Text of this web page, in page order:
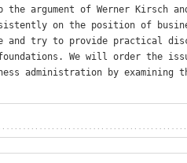
argument of Werner Kirsch
on the position of
and try to provide practical
We will order the
administration by examining